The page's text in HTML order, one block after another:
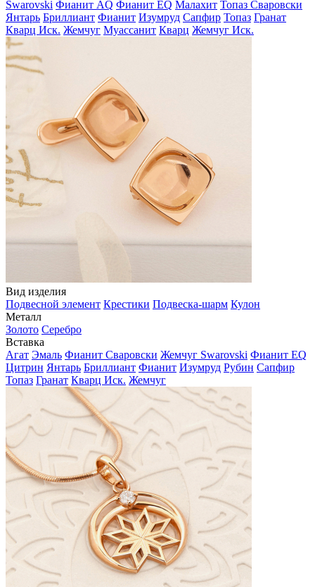
Swarovski Фианит AQ Фианит EQ Малахит Топаз Сваровски
Янтарь Бриллиант Фианит Изумруд Сапфир Топаз Гранат
Кварц Иск. Жемчуг Муассанит Кварц Жемчуг Иск.
Вид изделия
Подвесной элемент Крестики Подвеска-шарм Кулон
Металл
Золото Серебро
Вставка
Агат Эмаль Фианит Сваровски Жемчуг Swarovski Фианит EQ
Цитрин Янтарь Бриллиант Фианит Изумруд Рубин Сапфир
Топаз Гранат Кварц Иск. Жемчуг